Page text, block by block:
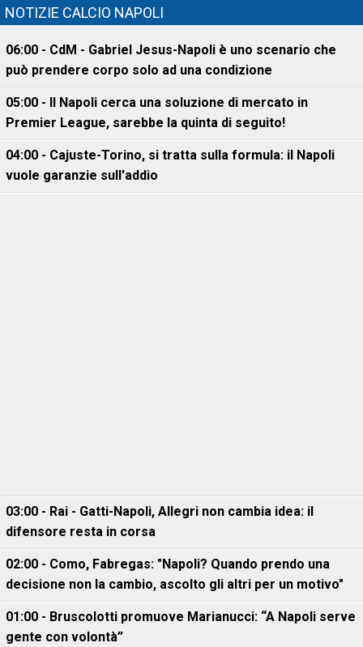
NOTIZIE CALCIO NAPOLI
06:00 - CdM - Gabriel Jesus-Napoli è uno scenario che
può prendere corpo solo ad una condizione
05:00 - Il Napoli cerca una soluzione di mercato in
Premier League, sarebbe la quinta di seguito!
04:00 - Cajuste-Torino, si tratta sulla formula: il Napoli
vuole garanzie sull'addio
03:00 - Rai - Gatti-Napoli, Allegri non cambia idea: il
difensore resta in corsa
02:00 - Como, Fabregas: "Napoli? Quando prendo una
decisione non la cambio, ascolto gli altri per un motivo"
01:00 - Bruscolotti promuove Marianucci: “A Napoli serve
gente con volontà”